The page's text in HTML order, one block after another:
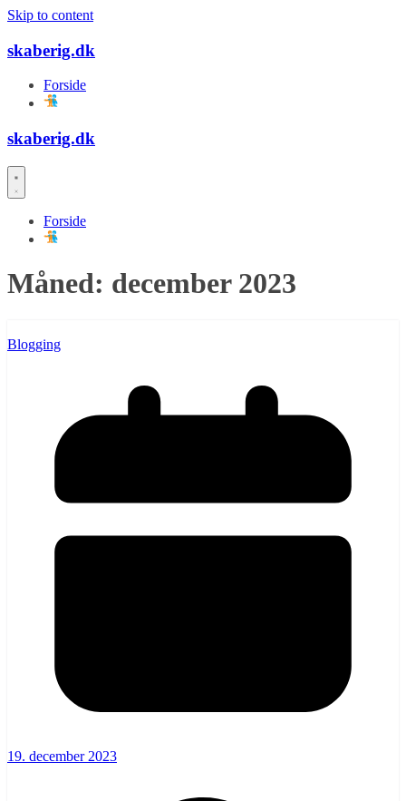
Skip to content
skaberig.dk
Forside
skaberig.dk
Forside
Måned: december 2023
Blogging
19. december 2023